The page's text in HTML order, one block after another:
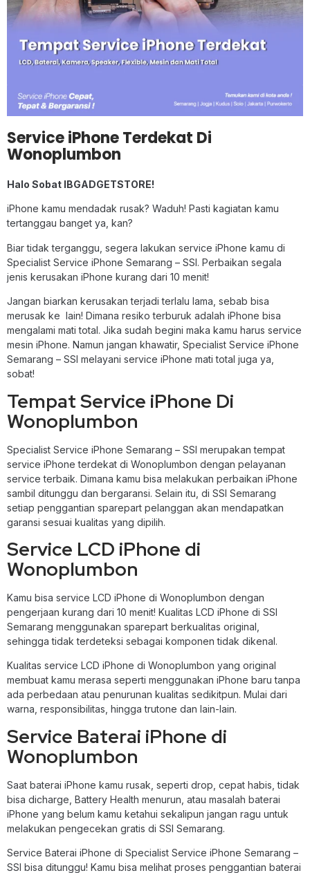
Service iPhone Terdekat Di
Wonoplumbon
Halo Sobat IBGADGETSTORE!
iPhone kamu mendadak rusak? Waduh! Pasti kagiatan kamu
tertanggau banget ya, kan?
Biar tidak terganggu, segera lakukan service iPhone kamu di
Specialist Service iPhone Semarang – SSI. Perbaikan segala
jenis kerusakan iPhone kurang dari 10 menit!
Jangan biarkan kerusakan terjadi terlalu lama, sebab bisa
merusak ke lain! Dimana resiko terburuk adalah iPhone bisa
mengalami mati total. Jika sudah begini maka kamu harus service
mesin iPhone. Namun jangan khawatir, Specialist Service iPhone
Semarang – SSI melayani service iPhone mati total juga ya,
sobat!
Tempat Service iPhone Di
Wonoplumbon
Specialist Service iPhone Semarang – SSI merupakan tempat
service iPhone terdekat di Wonoplumbon dengan pelayanan
service terbaik. Dimana kamu bisa melakukan perbaikan iPhone
sambil ditunggu dan bergaransi. Selain itu, di SSI Semarang
setiap penggantian sparepart pelanggan akan mendapatkan
garansi sesuai kualitas yang dipilih.
Service LCD iPhone di
Wonoplumbon
Kamu bisa service LCD iPhone di Wonoplumbon dengan
pengerjaan kurang dari 10 menit! Kualitas LCD iPhone di SSI
Semarang menggunakan sparepart berkualitas original,
sehingga tidak terdeteksi sebagai komponen tidak dikenal.
Kualitas service LCD iPhone di Wonoplumbon yang original
membuat kamu merasa seperti menggunakan iPhone baru tanpa
ada perbedaan atau penurunan kualitas sedikitpun. Mulai dari
warna, responsibilitas, hingga trutone dan lain-lain.
Service Baterai iPhone di
Wonoplumbon
Saat baterai iPhone kamu rusak, seperti drop, cepat habis, tidak
bisa dicharge, Battery Health menurun, atau masalah baterai
iPhone yang belum kamu ketahui sekalipun jangan ragu untuk
melakukan pengecekan gratis di SSI Semarang.
Service Baterai iPhone di Specialist Service iPhone Semarang –
SSI bisa ditunggu! Kamu bisa melihat proses penggantian baterai